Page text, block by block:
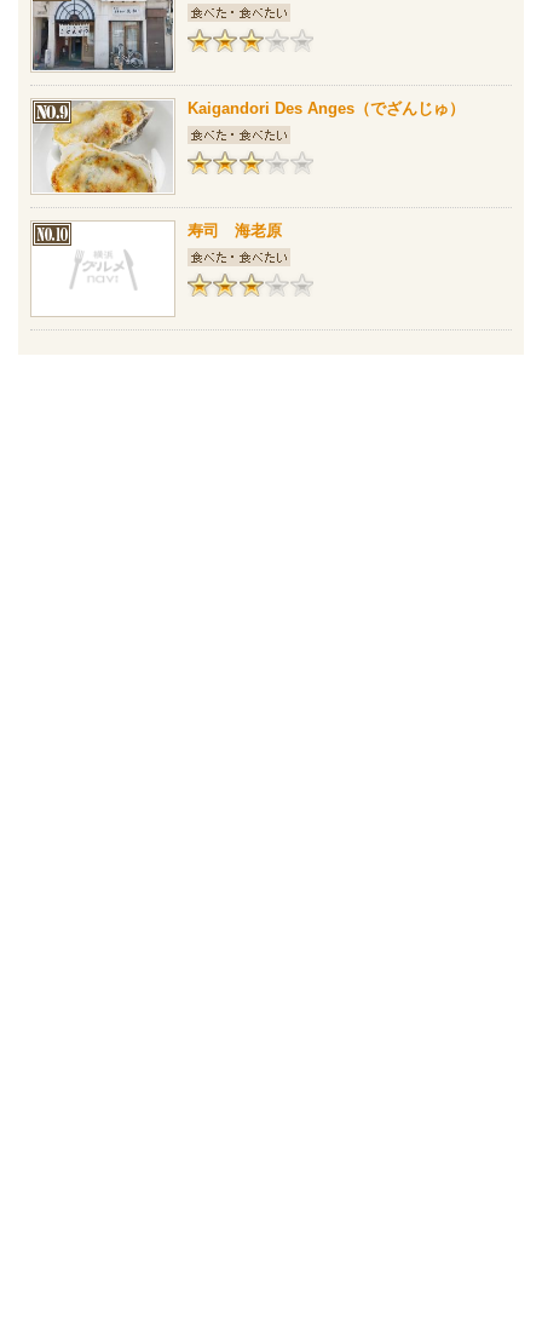
Kaigandori Des Anges（でざんじゅ）
寿司 海老原